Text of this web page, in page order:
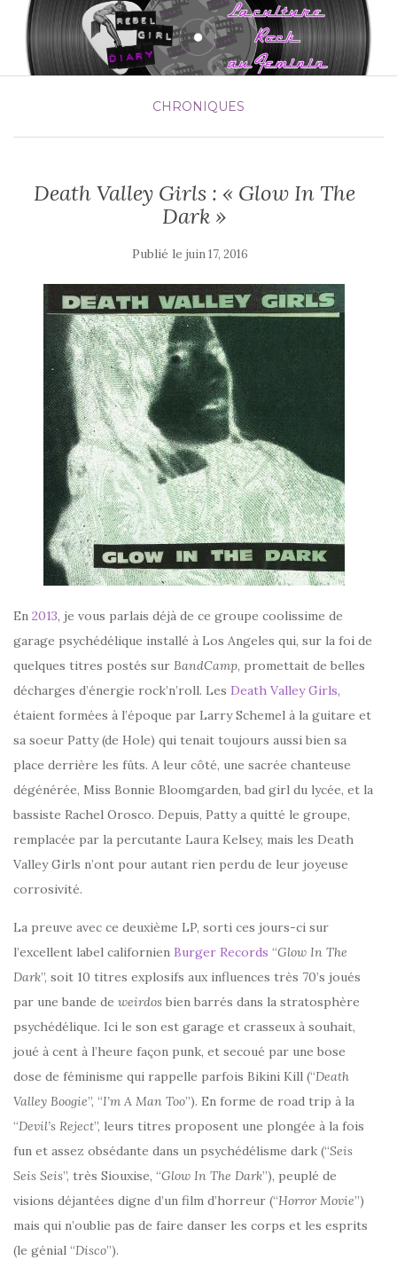
CHRONIQUES
Death Valley Girls : « Glow In The
Dark »
Publié le juin 17, 2016
En 2013, je vous parlais déjà de ce groupe coolissime de
garage psychédélique installé à Los Angeles qui, sur la foi de
quelques titres postés sur BandCamp, promettait de belles
décharges d’énergie rock’n’roll. Les Death Valley Girls,
étaient formées à l’époque par Larry Schemel à la guitare et
sa soeur Patty (de Hole) qui tenait toujours aussi bien sa
place derrière les fûts. A leur côté, une sacrée chanteuse
dégénérée, Miss Bonnie Bloomgarden, bad girl du lycée, et la
bassiste Rachel Orosco. Depuis, Patty a quitté le groupe,
remplacée par la percutante Laura Kelsey, mais les Death
Valley Girls n’ont pour autant rien perdu de leur joyeuse
corrosivité.
La preuve avec ce deuxième LP, sorti ces jours-ci sur
l’excellent label californien Burger Records “Glow In The
Dark”, soit 10 titres explosifs aux influences très 70’s joués
par une bande de weirdos bien barrés dans la stratosphère
psychédélique. Ici le son est garage et crasseux à souhait,
joué à cent à l’heure façon punk, et secoué par une bose
dose de féminisme qui rappelle parfois Bikini Kill (“Death
Valley Boogie”, “I’m A Man Too”). En forme de road trip à la
“Devil’s Reject”, leurs titres proposent une plongée à la fois
fun et assez obsédante dans un psychédélisme dark (“Seis
Seis Seis”, très Siouxise, “Glow In The Dark”), peuplé de
visions déjantées digne d’un film d’horreur (“Horror Movie”)
mais qui n’oublie pas de faire danser les corps et les esprits
(le génial “Disco”).